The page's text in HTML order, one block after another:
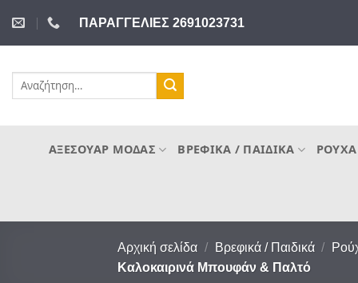
στο
περιεχόμενο
ΠΑΡΑΓΓΕΛΙΕΣ 2691023731
Αναζήτηση
ΑΞΕΣΟΥΆΡ ΜΌΔΑΣ ΒΡΕΦΙΚΆ / ΠΑΙΔΙΚΆ
Αρχική σελίδα / Βρεφικά / Παιδικά /
Καλοκαιρινά Μπουφάν & Παλτό